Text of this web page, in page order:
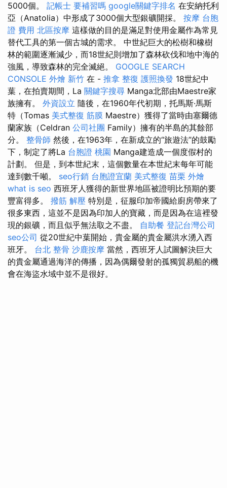
5000個。 記帳士 要補習嗎 google關鍵字排名 在安納托利
亞（Anatolia）中形成了3000個大型銀礦開採。 按摩 台胞
證 費用 北區按摩 這樣做的目的是滿足對使用金屬作為常見
替代工具的第一個古城的需求。 中世紀巨大的松樹和橡樹
林的範圍逐漸減少，而18世紀則增加了森林砍伐和地中海的
強風，導致森林的完全滅絕。 GOOGLE SEARCH
CONSOLE 外燴 新竹 在 - 推拿 整復 護照換發 18世紀中
葉，在拍賣期間，La 關鍵字搜尋 Manga北部由Maestre家
族擁有。 外資設立 隨後，在1960年代初期，托馬斯·馬斯
特（Tomas 美式整復 筋膜 Maestre）獲得了當時由塞爾德
蘭家族（Celdran 公司社團 Family）擁有的半島的其餘部
分。 整骨師 然後，在1963年，在新成立的“旅遊法”的鼓勵
下，制定了將La 台胞證 桃園 Manga建造成一個度假村的
計劃。 但是，到本世紀末，這個數量在本世紀末每年可能
達到數千噸。 seo行銷 台胞證宜蘭 美式整復 苗栗 外燴
what is seo 西班牙人獲得的新世界地區被證明比預期的要
豐富得多。 撥筋 解壓 特別是，征服印加帝國給廚房帶來了
很多東西，這並不是因為印加人的寶藏，而是因為在這裡發
現的銀礦，而且似乎無法取之不盡。 自助餐 登記台灣公司
seo公司 從20世紀中葉開始，貴金屬的貴金屬洪水湧入西
班牙。 台北 整骨 沙鹿按摩 當然，西班牙人試圖解決巨大
的貴金屬通過海洋的傳播，因為偶爾發射的孤獨貿易船的機
會在海盜水域中並不是很好。